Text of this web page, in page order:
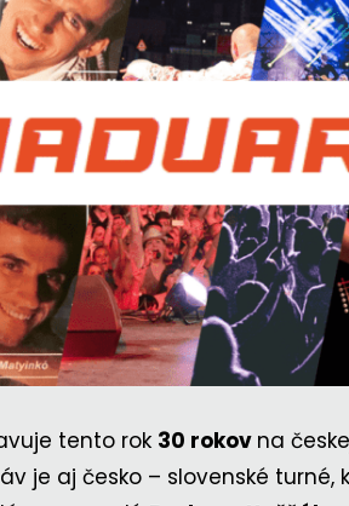
tento rok 30 rokov na
je aj česko – slovenské turné,